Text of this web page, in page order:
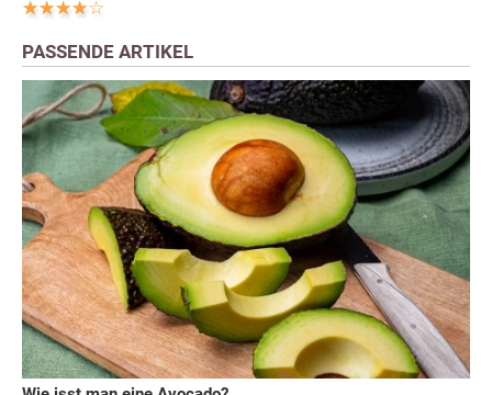
PASSENDE ARTIKEL